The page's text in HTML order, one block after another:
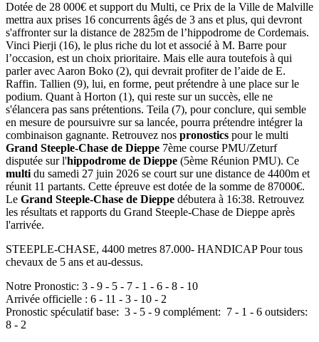
Dotée de 28 000€ et support du Multi, ce Prix de la Ville de Malville
mettra aux prises 16 concurrents âgés de 3 ans et plus, qui devront
s'affronter sur la distance de 2825m de l’hippodrome de Cordemais.
Vinci Pierji (16), le plus riche du lot et associé à M. Barre pour
l’occasion, est un choix prioritaire. Mais elle aura toutefois à qui
parler avec Aaron Boko (2), qui devrait profiter de l’aide de E.
Raffin. Tallien (9), lui, en forme, peut prétendre à une place sur le
podium. Quant à Horton (1), qui reste sur un succès, elle ne
s'élancera pas sans prétentions. Teila (7), pour conclure, qui semble
en mesure de poursuivre sur sa lancée, pourra prétendre intégrer la
combinaison gagnante. Retrouvez nos pronostics pour le multi
Grand Steeple-Chase de Dieppe 7ème course PMU/Zeturf
disputée sur l'hippodrome de Dieppe (5ème Réunion PMU). Ce
multi du samedi 27 juin 2026 se court sur une distance de 4400m et
réunit 11 partants. Cette épreuve est dotée de la somme de 87000€.
Le Grand Steeple-Chase de Dieppe débutera à 16:38. Retrouvez
les résultats et rapports du Grand Steeple-Chase de Dieppe après
l'arrivée.
STEEPLE-CHASE, 4400 metres 87.000- HANDICAP Pour tous
chevaux de 5 ans et au-dessus.
Notre Pronostic: 3 - 9 - 5 - 7 - 1 - 6 - 8 - 10
Arrivée officielle : 6 - 11 - 3 - 10 - 2
Pronostic spéculatif base: 3 - 5 - 9 complément: 7 - 1 - 6 outsiders:
8 - 2